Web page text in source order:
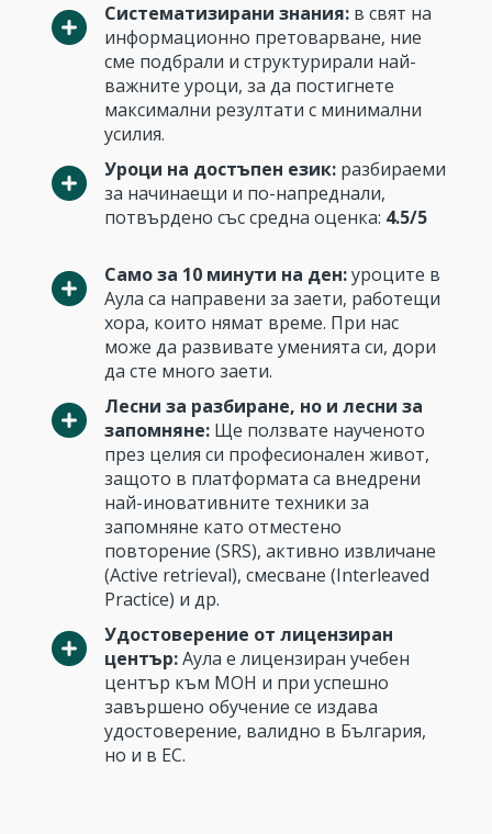
Систематизирани знания: в свят на
информационно претоварване, ние
сме подбрали и структурирали най-
важните уроци, за да постигнете
максимални резултати с минимални
усилия.
Уроци на достъпен език: разбираеми
за начинаещи и по-напреднали,
потвърдено със средна оценка: 4.5/5
Само за 10 минути на ден:уроците в
Аула са направени за заети, работещи
хора, които нямат време. При нас
може да развивате уменията си, дори
да сте много заети.
Лесни за разбиране, но и лесни за
запомняне: Ще ползвате наученото
през целия си професионален живот,
защото в платформата са внедрени
най-иновативните техники за
запомняне като отместено
повторение (SRS), активно извличане
(Active retrieval), смесване (Interleaved
Practice) и др.
Удостоверение от лицензиран
център:Аула е лицензиран учебен
център към МОН и при успешно
завършено обучение се издава
удостоверение, валидно в България,
но и в ЕС.